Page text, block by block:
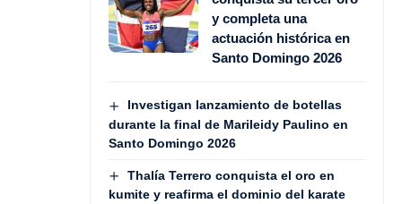
y completa una
actuación histórica en
Santo Domingo 2026
Investigan lanzamiento de botellas
durante la final de Marileidy Paulino en
Santo Domingo 2026
Thalía Terrero conquista el oro en
kumite y reafirma el dominio del karate